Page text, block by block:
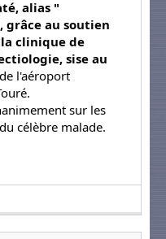
alias "
grâce au soutien
clinique de
sise au
l'aéroport
sur les
célèbre malade.